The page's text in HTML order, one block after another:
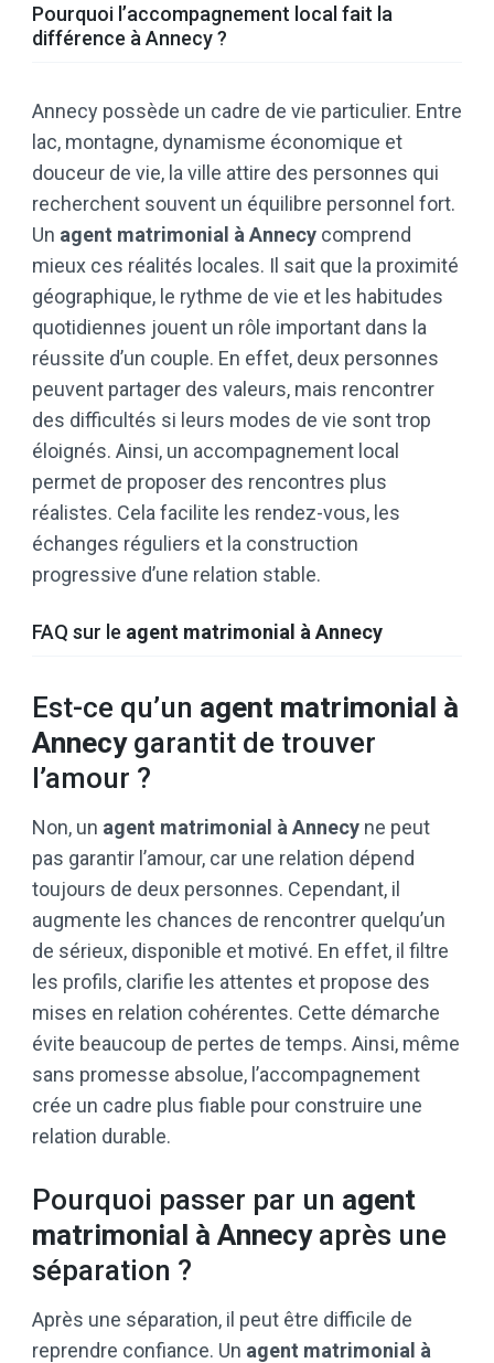
Pourquoi l’accompagnement local fait la
différence à Annecy ?
Annecy possède un cadre de vie particulier. Entre
lac, montagne, dynamisme économique et
douceur de vie, la ville attire des personnes qui
recherchent souvent un équilibre personnel fort.
Un agent matrimonial à Annecy comprend
mieux ces réalités locales. Il sait que la proximité
géographique, le rythme de vie et les habitudes
quotidiennes jouent un rôle important dans la
réussite d’un couple. En effet, deux personnes
peuvent partager des valeurs, mais rencontrer
des difficultés si leurs modes de vie sont trop
éloignés. Ainsi, un accompagnement local
permet de proposer des rencontres plus
réalistes. Cela facilite les rendez-vous, les
échanges réguliers et la construction
progressive d’une relation stable.
FAQ sur le agent matrimonial à Annecy
Est-ce qu’un agent matrimonial à
Annecygarantit de trouver
l’amour ?
Non, un agent matrimonial à Annecy ne peut
pas garantir l’amour, car une relation dépend
toujours de deux personnes. Cependant, il
augmente les chances de rencontrer quelqu’un
de sérieux, disponible et motivé. En effet, il filtre
les profils, clarifie les attentes et propose des
mises en relation cohérentes. Cette démarche
évite beaucoup de pertes de temps. Ainsi, même
sans promesse absolue, l’accompagnement
crée un cadre plus fiable pour construire une
relation durable.
Pourquoi passer par un agent
matrimonial à Annecyaprès une
séparation ?
Après une séparation, il peut être difficile de
reprendre confiance. Un agent matrimonial à